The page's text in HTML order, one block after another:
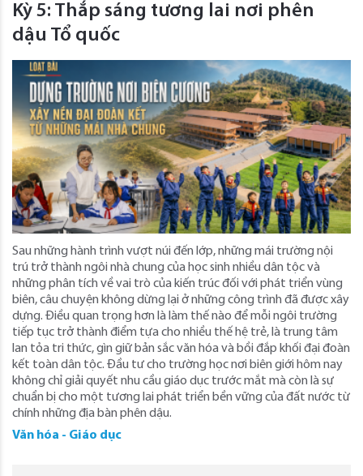
Kỳ 5: Thắp sáng tương lai nơi phên
dậu Tổ quốc
Sau những hành trình vượt núi đến lớp, những mái trường nội
trú trở thành ngôi nhà chung của học sinh nhiều dân tộc và
những phân tích về vai trò của kiến trúc đối với phát triển vùng
biên, câu chuyện không dừng lại ở những công trình đã được xây
dựng. Điều quan trọng hơn là làm thế nào để mỗi ngôi trường
tiếp tục trở thành điểm tựa cho nhiều thế hệ trẻ, là trung tâm
lan tỏa tri thức, gìn giữ bản sắc văn hóa và bồi đắp khối đại đoàn
kết toàn dân tộc. Đầu tư cho trường học nơi biên giới hôm nay
không chỉ giải quyết nhu cầu giáo dục trước mắt mà còn là sự
chuẩn bị cho một tương lai phát triển bền vững của đất nước từ
chính những địa bàn phên dậu.
Văn hóa - Giáo dục